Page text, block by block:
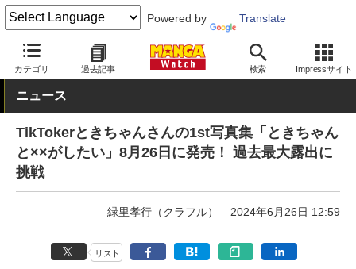
Powered by Translate
カテゴリ 過去記事 検索 Impressサイト
MANGA Watch 写真集
ニュース
TikTokerときちゃんさんの1st写真集「ときちゃん
と××がしたい」8月26日に発売！ 過去最大露出に
挑戦
緑里孝行（クラフル） 2024年6月26日 12:59
リスト